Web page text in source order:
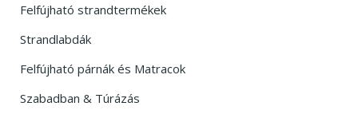
Felfújható strandtermékek
Strandlabdák
Felfújható párnák és Matracok
Szabadban & Túrázás